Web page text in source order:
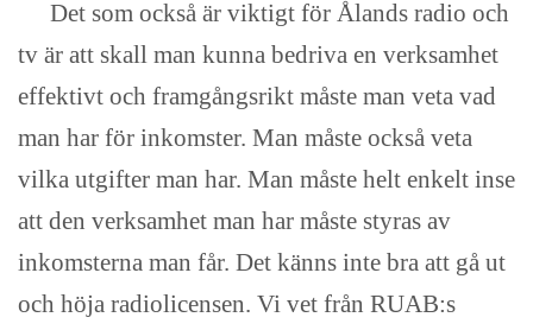
Det som också är viktigt för Ålands radio och
tv är att skall man kunna bedriva en verksamhet
effektivt och framgångsrikt måste man veta vad
man har för inkomster. Man måste också veta
vilka utgifter man har. Man måste helt enkelt inse
att den verksamhet man har måste styras av
inkomsterna man får. Det känns inte bra att gå ut
och höja radiolicensen. Vi vet från RUAB:s